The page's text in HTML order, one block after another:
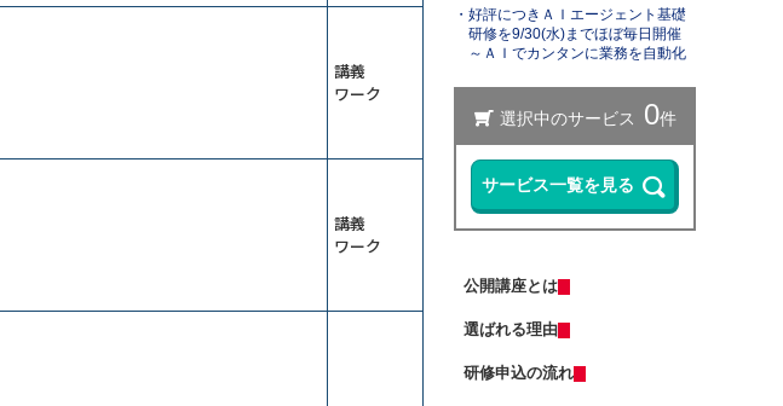
講義
ワーク
講義
ワーク
１対１面談研修～部下のキャリア開
発支援編
会員 13,500円 通常 14,300円
2026年8月31日(月)オンライン
レジリエンス研修～しなやかにスト
レスと向き合い、回復力を身につけ
会員
14,300円
2026年9月7日(月)オンライン
リスクマネジメント研修～未然に防
会員 13,500円
2026年9月28日(月)
（半日研修）ＡＩエージェント基礎
生成ＡＩを活用した業務改善研修～
業務を可視化し、ＡＩに置き換え組
織展開する
入事例やリスクを知り、組織での活
用方法を検討する
【ＡＩと働く】研修担当者レベルア
ップ研修～整合性・納得感をＡＩで
担保する
Microsoft 365 Copilotの使い方研修
～資料作成の時間を半減する
Excelマクロで始める業務自動化研修
～Copilot活用編
好評につきＡＩエージェント基礎
研修を9/30(水)までほぼ毎日開催
～ＡＩでカンタンに業務を自動化
公開講座とは
選ばれる理由
研修申込の流れ